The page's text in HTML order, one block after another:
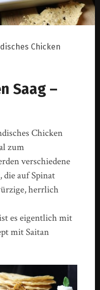
Chicken
Saag –
Chicken
zum
verschiedene
die auf Spinat
herrlich
es eigentlich mit
mit Saitan